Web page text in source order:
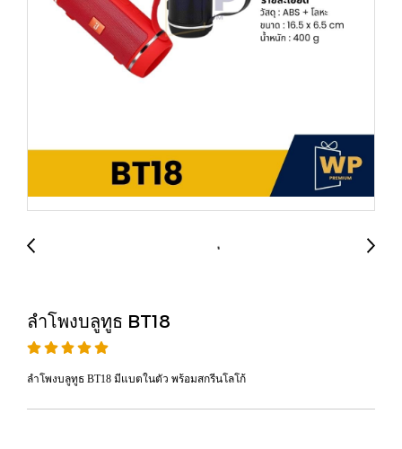
ลำโพงบลูทูธ BT18
ลำโพงบลูทูธ BT18 มีแบตในตัว พร้อมสกรีนโลโก้